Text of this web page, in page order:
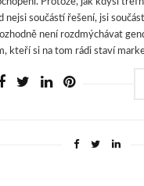
nejsi součástí řešení, jsi
není rozdmýchávat
kteří si na tom rádi staví